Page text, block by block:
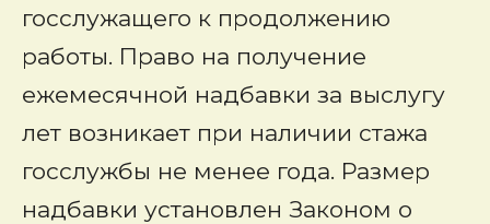
госслужащего к продолжению
работы. Право на получение
ежемесячной надбавки за выслугу
лет возникает при наличии стажа
госслужбы не менее года. Размер
надбавки установлен Законом о